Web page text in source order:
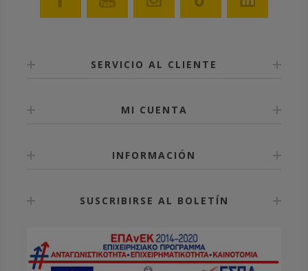
SERVICIO AL CLIENTE
MI CUENTA
INFORMACIÓN
SUSCRIBIRSE AL BOLETÍN